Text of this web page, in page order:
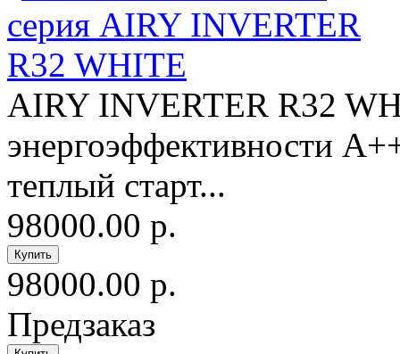
AIRY INVERTER R32
энергоэффективности
теплый старт...
98000.00 р.
98000.00 р.
Предзаказ